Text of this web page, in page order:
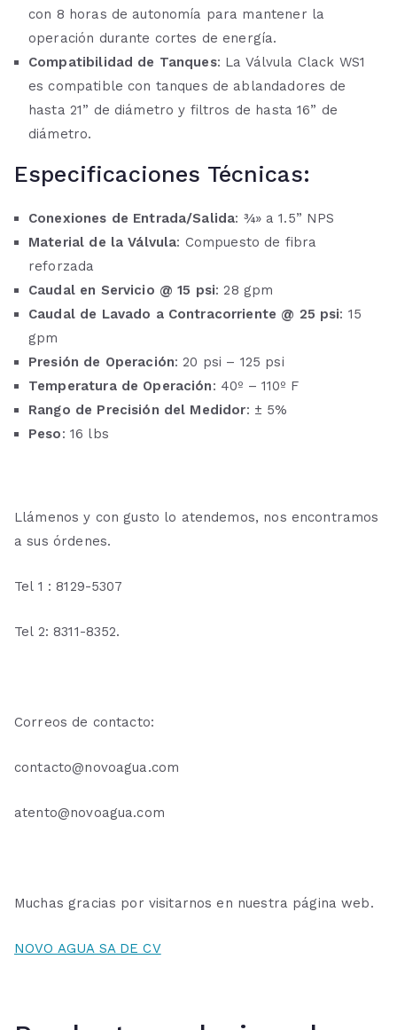
con 8 horas de autonomía para mantener la
operación durante cortes de energía.
Compatibilidad de Tanques: La Válvula Clack WS1
es compatible con tanques de ablandadores de
hasta 21” de diámetro y filtros de hasta 16” de
diámetro.
Especificaciones Técnicas:
Conexiones de Entrada/Salida: ¾» a 1.5” NPS
Material de la Válvula: Compuesto de fibra
reforzada
Caudal en Servicio @ 15 psi: 28 gpm
Caudal de Lavado a Contracorriente @ 25 psi: 15
gpm
Presión de Operación: 20 psi – 125 psi
Temperatura de Operación: 40º – 110º F
Rango de Precisión del Medidor: ± 5%
Peso: 16 lbs
Llámenos y con gusto lo atendemos, nos encontramos
a sus órdenes.
Tel 1 : 8129-5307
Tel 2: 8311-8352.
Correos de contacto:
contacto@novoagua.com
atento@novoagua.com
Muchas gracias por visitarnos en nuestra página web.
NOVO AGUA SA DE CV